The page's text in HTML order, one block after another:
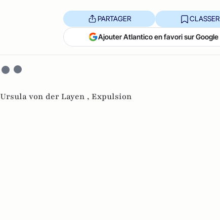
PARTAGER CLASSER
Ajouter Atlantico en favori sur Google
Ursula von der Layen , Expulsion